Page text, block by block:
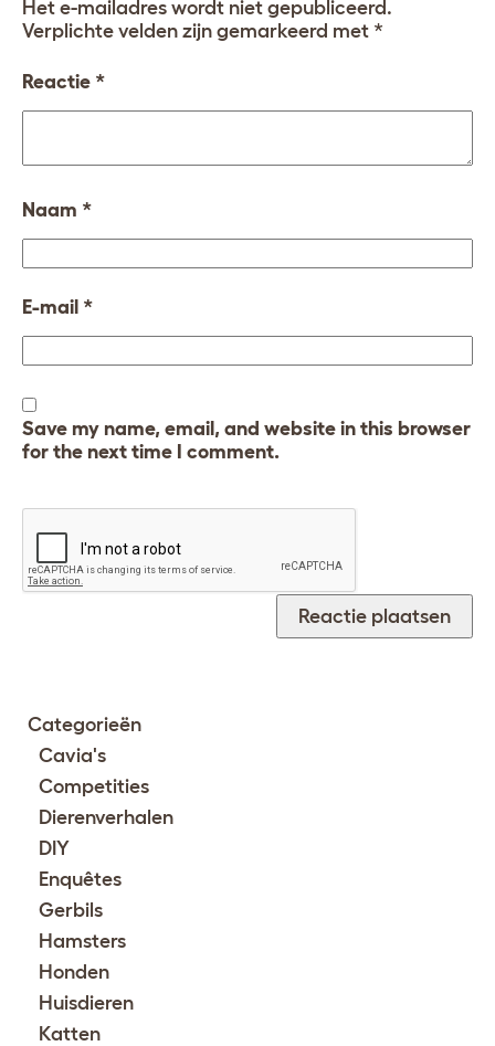
Het e-mailadres wordt niet gepubliceerd.
Verplichte velden zijn gemarkeerd met *
Reactie *
Naam *
E-mail *
Save my name, email, and website in this browser
for the next time I comment.
Categorieën
Cavia's
Competities
Dierenverhalen
DIY
Enquêtes
Gerbils
Hamsters
Honden
Huisdieren
Katten